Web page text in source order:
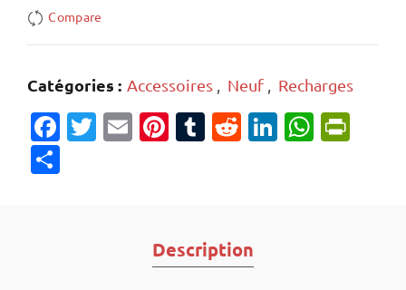
Compare
Catégories : Accessoires , Neuf , Recharges
Facebook
Twitter
EmailPinterest
Tumblr
Reddit
LinkedIn
Description